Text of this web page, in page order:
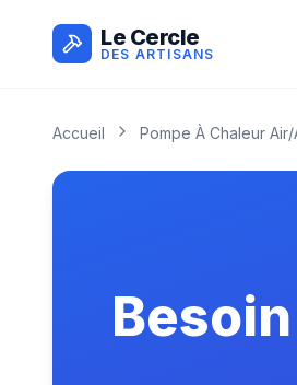
Le Cercle
DES ARTISANS
Accueil Pompe À Chaleur